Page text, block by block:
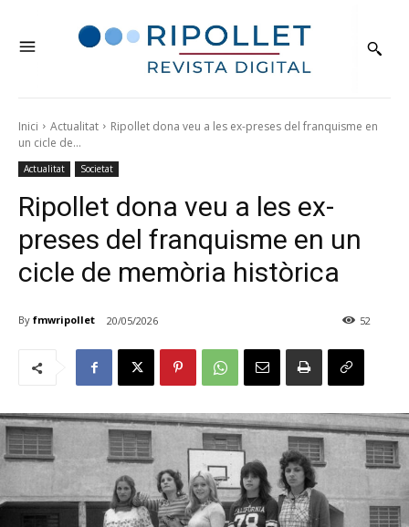
Inici Actualitat
Ripollet dona veu a les ex-preses del franquisme en
un cicle de...
Actualitat Societat
Ripollet dona veu a les ex-
preses del franquisme en un
cicle de memòria històrica
By fmwripollet 20/05/2026 52